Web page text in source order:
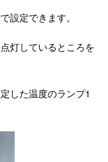
設定できます。
灯しているところを
した温度のランプ1